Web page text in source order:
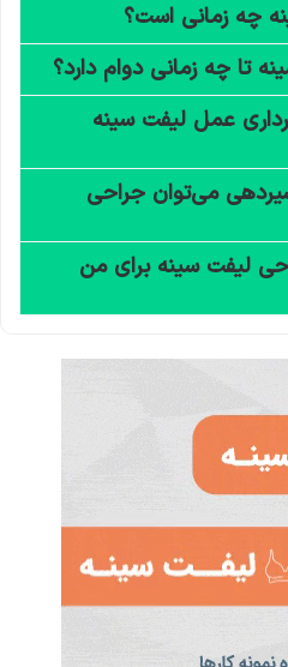
چه زمانی است؟
تا چه زمانی دوام دارد؟
عمل لیفت سینه
می‌توان جراحی
لیفت سینه برای من